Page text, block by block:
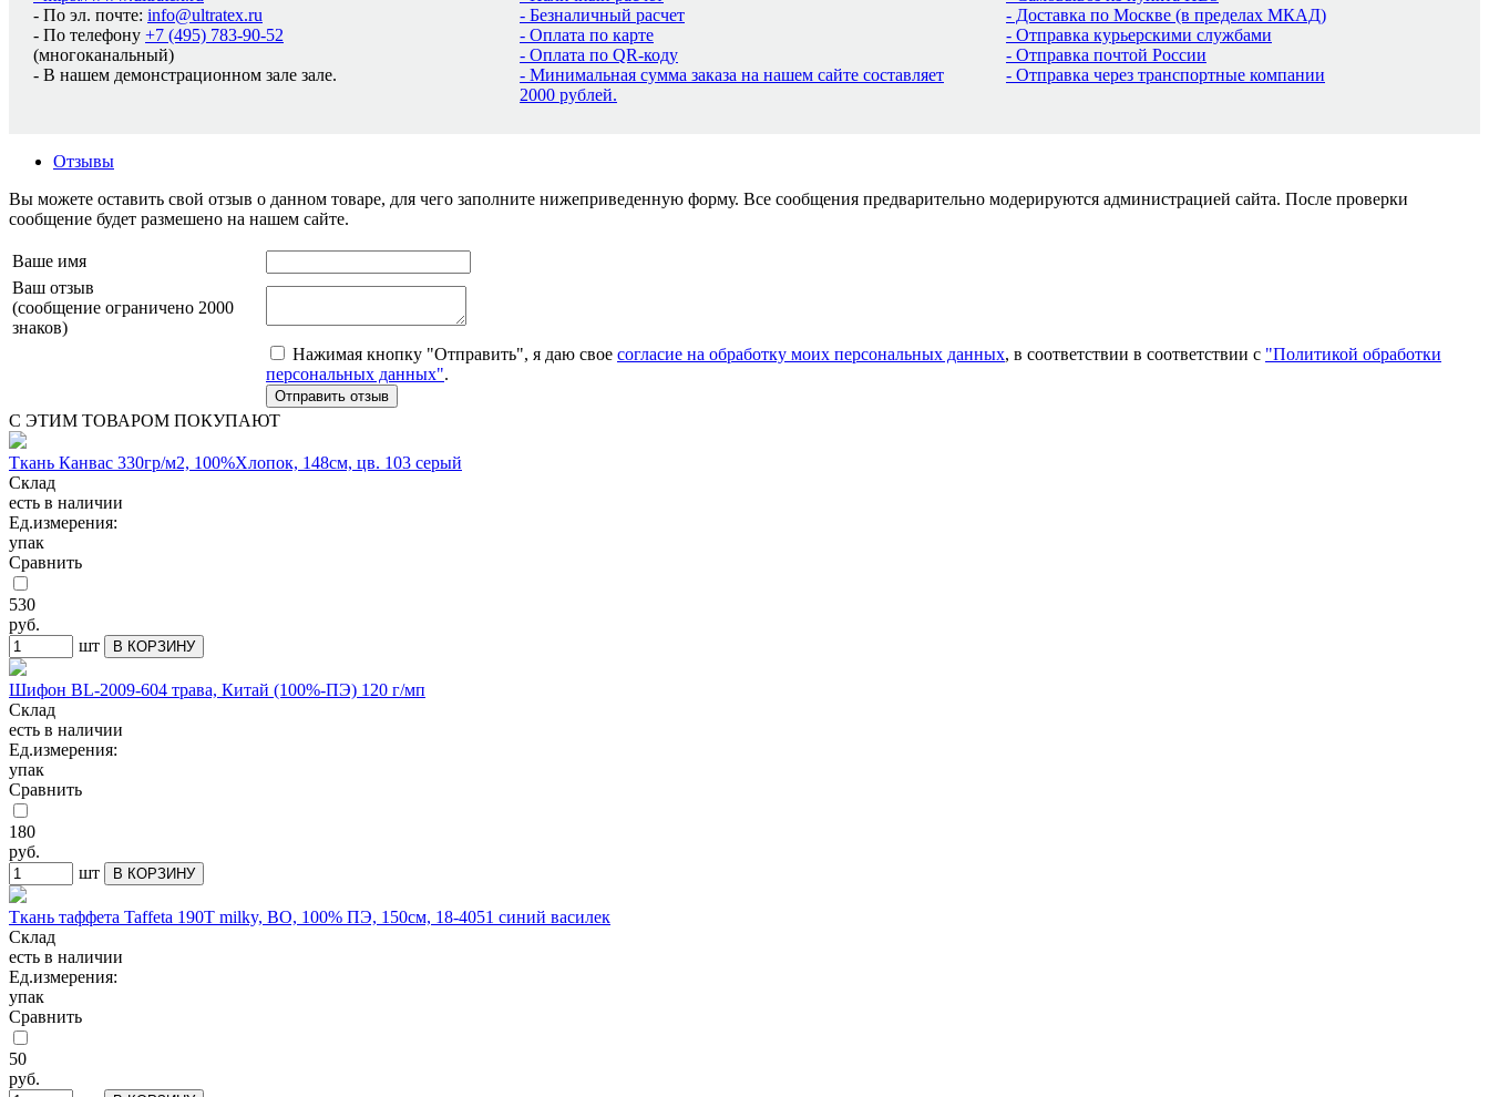
- По эл. почте: info@ultratex.ru
- По телефону +7 (495) 783-90-52
(многоканальный)
- В нашем демонстрационном зале зале.
- Безналичный расчет
- Оплата по карте
- Оплата по QR-коду
- Минимальная сумма заказа на нашем сайте составляет
2000 рублей.
- Доставка по Москве (в пределах МКАД)
- Отправка курьерскими службами
- Отправка почтой России
- Отправка через транспортные компании
Отзывы
Вы можете оставить свой отзыв о данном товаре, для чего заполните нижеприведенную форму. Все сообщения предварительно модерируются администрацией сайта. После проверки
сообщение будет размешено на нашем сайте.
Ваше имя
Ваш отзыв
(сообщение ограничено 2000
знаков)
Нажимая кнопку "Отправить", я даю свое согласие на обработку моих персональных данных, в соответствии в соответствии с "Политикой обработки
персональных данных".
С ЭТИМ ТОВАРОМ ПОКУПАЮТ
Ткань Канвас 330гр/м2, 100%Хлопок, 148см, цв. 103 серый
Склад
есть в наличии
Ед.измерения:
упак
Сравнить
530
руб.
шт
В КОРЗИНУ
Шифон BL-2009-604 трава, Китай (100%-ПЭ) 120 г/мп
Склад
есть в наличии
Ед.измерения:
упак
Сравнить
180
руб.
шт
В КОРЗИНУ
Ткань таффета Taffeta 190T milky, ВО, 100% ПЭ, 150см, 18-4051 синий василек
Склад
есть в наличии
Ед.измерения:
упак
Сравнить
50
руб.